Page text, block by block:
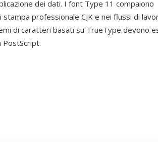
dei dati. I font Type 11 compaiono
professionale CJK e nei flussi di
di caratteri basati su TrueType devono